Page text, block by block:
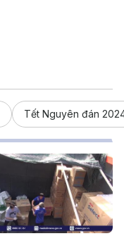
Tết Nguyên đán